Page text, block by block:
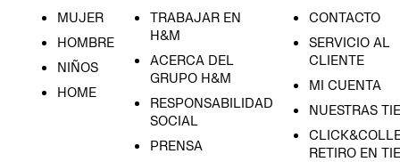
MUJER
HOMBRE
NIÑOS
HOME
TRABAJAR EN
H&M
ACERCA DEL
GRUPO H&M
RESPONSABILIDAD
SOCIAL
PRENSA
CONTACTO
SERVICIO AL
CLIENTE
MI CUENTA
NUESTRAS
RETIRO EN